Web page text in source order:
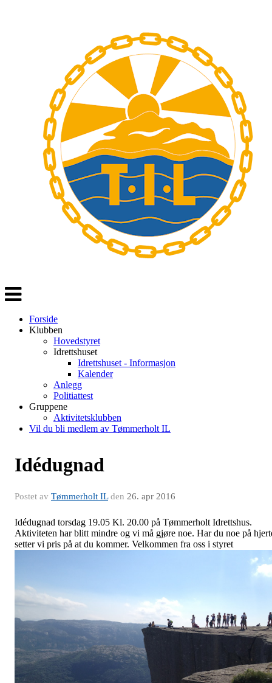
Veksle
navigasjon
Forside
Klubben
Hovedstyret
Idrettshuset
Idrettshuset - Informasjon
Kalender
Anlegg
Politiattest
Gruppene
Aktivitetsklubben
Vil du bli medlem av Tømmerholt IL
Idédugnad
Postet av Tømmerholt ILden 26. apr 2016
Idédugnad torsdag 19.05 Kl. 20.00 på Tømmerholt Idrettshus.
Aktiviteten har blitt mindre og vi må gjøre noe. Har du noe på
setter vi pris på at du kommer. Velkommen fra oss i styret